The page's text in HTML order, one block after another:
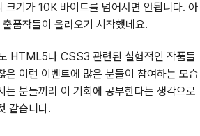
크기가 10K 바이트를 넘어서면 안됩니다. 아
품작들이 올라오기 시작했네요.
HTML5나 CSS3 관련된 실험적인 작품들
은 이런 이벤트에 많은 분들이 참여하는 모습
는 분들끼리 이 기회에 공부한다는 생각으로
같습니다.